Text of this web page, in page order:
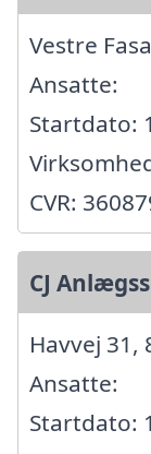
Vestre
Ansatte:
Startdato:
CVR:
CJ
Havvej 31,
Ansatte:
Startdato: